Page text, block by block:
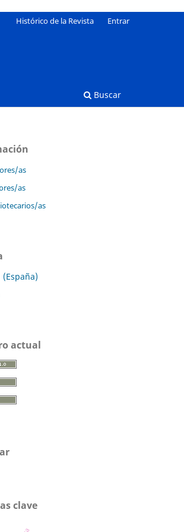
Buscar
Histórico de la Revista Entrar
as
as
as
(España)
actual
clave